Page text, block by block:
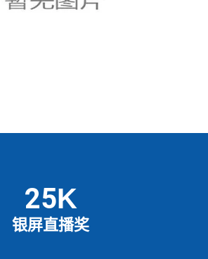
25K
银屏直播奖